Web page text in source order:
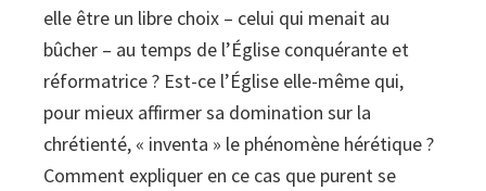
elle être un libre choix – celui qui menait au
bûcher – au temps de l’Église conquérante et
réformatrice ? Est-ce l’Église elle-même qui,
pour mieux affirmer sa domination sur la
chrétienté, « inventa » le phénomène hérétique ?
Comment expliquer en ce cas que purent se